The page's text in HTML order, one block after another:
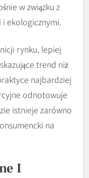
w związku z
ekologicznymi.
rynku, lepiej
trend niż
najbardziej
odnotowuje
istnieje zarówno
na
I